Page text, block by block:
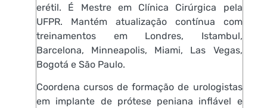
erétil. É Mestre em Clínica Cirúrgica pela
UFPR. Mantém atualização contínua com
treinamentos em Londres, Istambul,
Barcelona, Minneapolis, Miami, Las Vegas,
Bogotá e São Paulo.
Coordena cursos de formação de urologistas
em implante de prótese peniana inflável e